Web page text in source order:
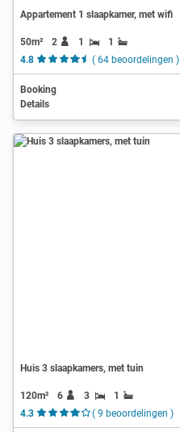
Appartement 1 slaapkamer, met wifi
50m² 2 1
1
4.8
( 64 beoordelingen )
Booking
Details
Huis 3 slaapkamers, met tuin
120m² 6 3
1
4.3
( 9 beoordelingen )